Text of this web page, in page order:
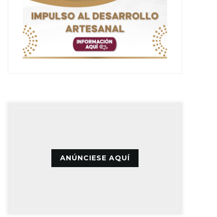
ANÚNCIESE AQUÍ